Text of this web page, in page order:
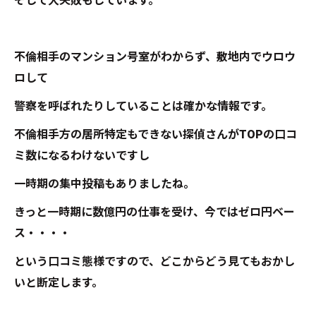
不倫相手のマンション号室がわからず、敷地内でウロウ
ロして
警察を呼ばれたりしていることは確かな情報です。
不倫相手方の居所特定もできない探偵さんがTOPの口コ
ミ数になるわけないですし
一時期の集中投稿もありましたね。
きっと一時期に数億円の仕事を受け、今ではゼロ円ベー
ス・・・・
という口コミ態様ですので、どこからどう見てもおかし
いと断定します。